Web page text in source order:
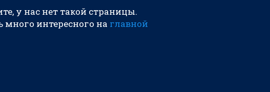
у нас нет такой страницы.
много интересного на главной